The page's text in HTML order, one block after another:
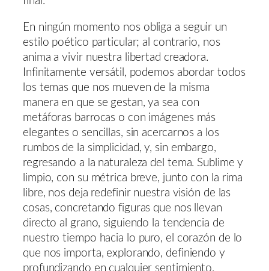
En ningún momento nos obliga a seguir un
estilo poético particular; al contrario, nos
anima a vivir nuestra libertad creadora.
Infinitamente versátil, podemos abordar todos
los temas que nos mueven de la misma
manera en que se gestan, ya sea con
metáforas barrocas o con imágenes más
elegantes o sencillas, sin acercarnos a los
rumbos de la simplicidad, y, sin embargo,
regresando a la naturaleza del tema. Sublime y
limpio, con su métrica breve, junto con la rima
libre, nos deja redefinir nuestra visión de las
cosas, concretando figuras que nos llevan
directo al grano, siguiendo la tendencia de
nuestro tiempo hacia lo puro, el corazón de lo
que nos importa, explorando, definiendo y
profundizando en cualquier sentimiento,